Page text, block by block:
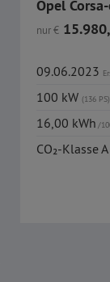
Opel
nur€
09.06.2023
100 kW (136 PS)
16,00 kWh/
CO₂-Klasse A